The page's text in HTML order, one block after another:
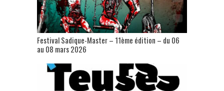
Festival Sadique-Master – 11ème édition – du 06
au 08 mars 2026